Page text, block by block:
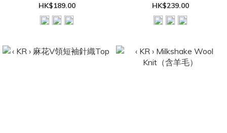
HK$189.00 HK$239.00